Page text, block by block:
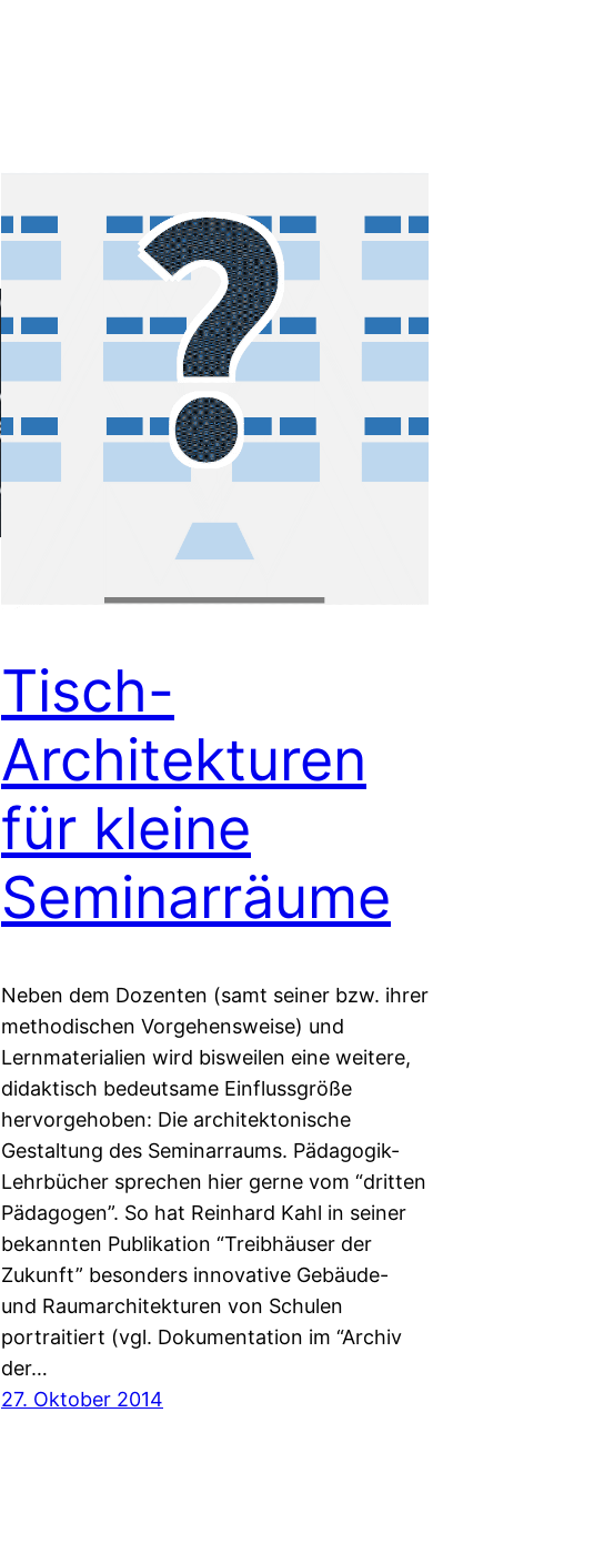
Tisch-
Architekturen
für kleine
Seminarräume
Neben dem Dozenten (samt seiner bzw. ihrer
methodischen Vorgehensweise) und
Lernmaterialien wird bisweilen eine weitere,
didaktisch bedeutsame Einflussgröße
hervorgehoben: Die architektonische
Gestaltung des Seminarraums. Pädagogik-
Lehrbücher sprechen hier gerne vom “dritten
Pädagogen”. So hat Reinhard Kahl in seiner
bekannten Publikation “Treibhäuser der
Zukunft” besonders innovative Gebäude-
und Raumarchitekturen von Schulen
portraitiert (vgl. Dokumentation im “Archiv
der…
27. Oktober 2014